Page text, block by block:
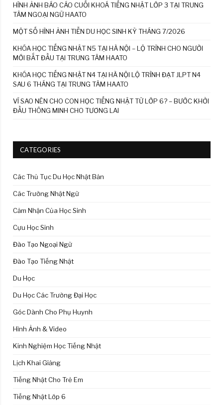
HÌNH ẢNH BÁO CÁO CUỐI KHOÁ TIẾNG NHẬT LỚP 3 TẠI TRUNG
TÂM NGOẠI NGỮ HAATO
MỘT SỐ HÌNH ẢNH TIỄN DU HỌC SINH KỲ THÁNG 7/2026
KHÓA HỌC TIẾNG NHẬT N5 TẠI HÀ NỘI – LỘ TRÌNH CHO NGƯỜI
MỚI BẮT ĐẦU TẠI TRUNG TÂM HAATO
KHÓA HỌC TIẾNG NHẬT N4 TẠI HÀ NỘI LỘ TRÌNH ĐẠT JLPT N4
SAU 6 THÁNG TẠI TRUNG TÂM HAATO
VÌ SAO NÊN CHO CON HỌC TIẾNG NHẬT TỪ LỚP 6? – BƯỚC KHỞI
ĐẦU THÔNG MINH CHO TƯƠNG LAI
CATEGORIES
Các Thủ Tục Du Học Nhật Bản
Các Trường Nhật Ngữ
Cảm Nhận Của Học Sinh
Cựu Học Sinh
Đào Tạo Ngoại Ngữ
Đào Tạo Tiếng Nhật
Du Học
Du Học Các Trường Đại Học
Góc Dành Cho Phụ Huynh
Hình Ảnh & Video
Kinh Nghiệm Học Tiếng Nhật
Lịch Khai Giảng
Tiếng Nhật Cho Trẻ Em
Tiếng Nhật Lớp 6